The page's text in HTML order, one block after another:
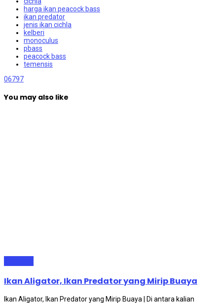
harga ikan peacock bass
ikan predator
jenis ikan cichla
kelberi
monoculus
pbass
peacock bass
temensis
06797
You may also like
Ikan Aligator, Ikan Predator yang Mirip Buaya
Ikan Aligator, Ikan Predator yang Mirip Buaya | Di antara kalian